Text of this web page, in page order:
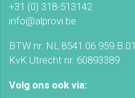
+31 (0) 318-513142
info@alprovi.be
BTW nr. NL 8541.06.959.B.01
KvK Utrecht nr. 60893389
Volg ons ook via: